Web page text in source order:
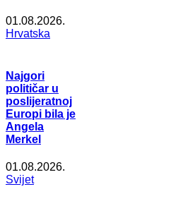
01.08.2026.
Hrvatska
Najgori
političar u
poslijeratnoj
Europi bila je
Angela
Merkel
01.08.2026.
Svijet